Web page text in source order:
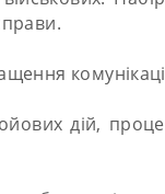
дій,